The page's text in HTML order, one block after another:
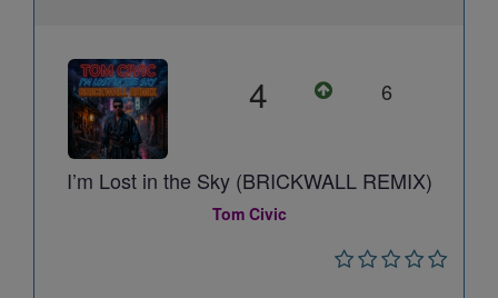
4 6
I’m Lost in the Sky (BRICKWALL REMIX)
Tom Civic